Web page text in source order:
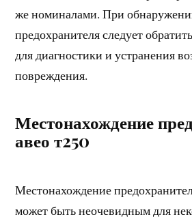
же номиналами. При
предохранителя следует
для диагностики и устранения
повреждения.
Местонахождение
авео т250
Местонахождение
может быть неочевидным для